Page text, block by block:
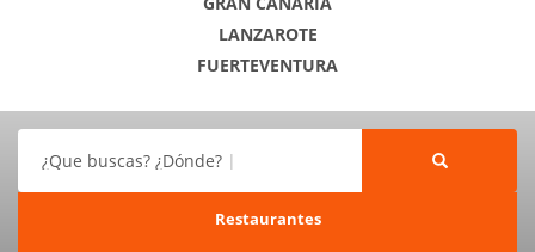
LANZAROTE
FUERTEVENTURA
¿Que buscas? ¿Dónde?
Restaurantes